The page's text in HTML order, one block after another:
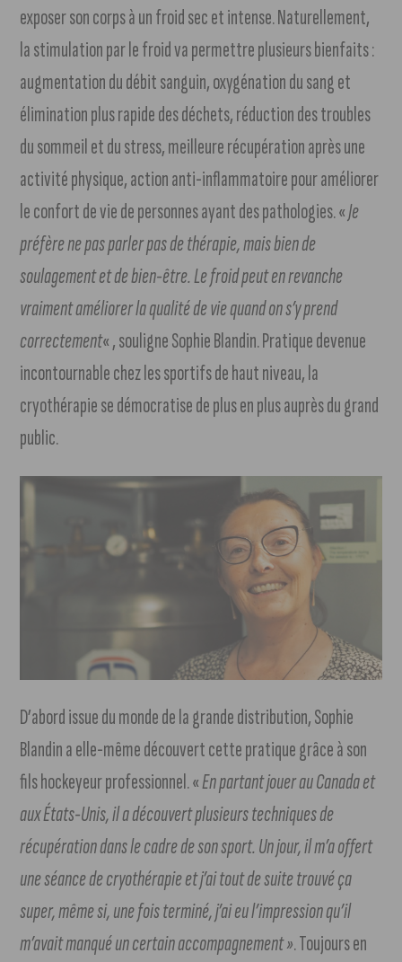
exposer son corps à un froid sec et intense. Naturellement,
la stimulation par le froid va permettre plusieurs bienfaits :
augmentation du débit sanguin, oxygénation du sang et
élimination plus rapide des déchets, réduction des troubles
du sommeil et du stress, meilleure récupération après une
activité physique, action anti-inflammatoire pour améliorer
le confort de vie de personnes ayant des pathologies. «Je
préfère ne pas parler pas de thérapie, mais bien de
soulagement et de bien-être. Le froid peut en revanche
vraiment améliorer la qualité de vie quand on s’y prend
correctement« , souligne Sophie Blandin. Pratique devenue
incontournable chez les sportifs de haut niveau, la
cryothérapie se démocratise de plus en plus auprès du grand
public.
D’abord issue du monde de la grande distribution, Sophie
Blandin a elle-même découvert cette pratique grâce à son
fils hockeyeur professionnel. «En partant jouer au Canada et
aux États-Unis, il a découvert plusieurs techniques de
récupération dans le cadre de son sport. Un jour, il m’a offert
une séance de cryothérapie et j’ai tout de suite trouvé ça
super, même si, une fois terminé, j’ai eu l’impression qu’il
m’avait manqué un certain accompagnement ». Toujours en